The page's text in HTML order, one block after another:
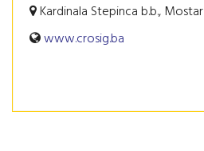
Kardinala Stepinca b.b., Mostar
www.crosig.ba